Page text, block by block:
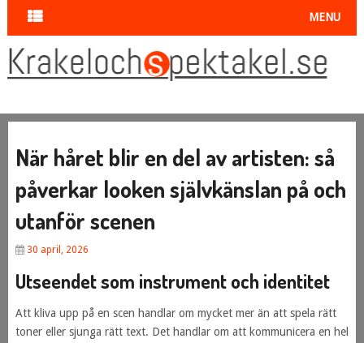
MENU
När håret blir en del av artisten: så
påverkar looken självkänslan på och
utanför scenen
30 april, 2026
Utseendet som instrument och identitet
Att kliva upp på en scen handlar om mycket mer än att spela rätt
toner eller sjunga rätt text. Det handlar om att kommunicera en hel